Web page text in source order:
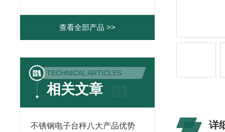
查看全部产品 >>
TECHNICAL ARTICLES
相关文章
不锈钢电子台秤八大产品优势 详